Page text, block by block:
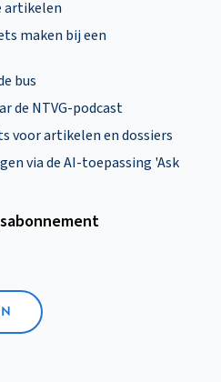
artikelen
maken bij een
bus
de NTVG-podcast
voor artikelen en dossiers
via de AI-toepassing 'Ask